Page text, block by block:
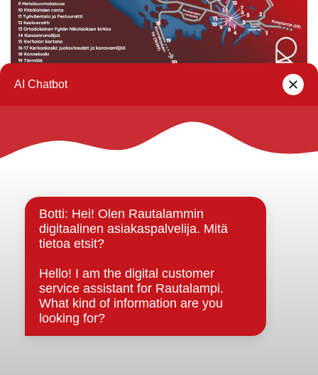
Rautalammin kunta
Strategiat, ohjelmat, ohjeet, suunnitelmat, säännöt ja
sopimukset
Asiakirjajulkisuuskuvaus
Evästeet
Saavutettavuusseloste
Tietosuoja
Tietosuojaselosteet